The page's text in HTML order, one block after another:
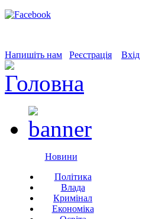
Напишіть нам Реєстрація Вхід
Новини
Політика
Влада
Кримінал
Економіка